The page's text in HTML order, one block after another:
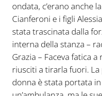
ondata, c’erano anche
Cianferoni e i figli
stata trascinata dalla
interna della stanza –
Grazia – Faceva fatica
riusciti a tirarla fuori. La
donna è stata portata